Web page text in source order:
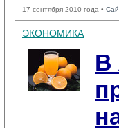
17 сентября 2010 года •
ЭКОНОМИКА
В